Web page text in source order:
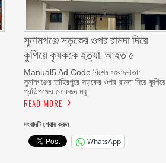
সুনামগঞ্জে সড়কের ওপর রামদা দিয়ে
কুপিয়ে কৃষককে হত্যা, আহত ৫
Manual5 Ad Code বিশেষ সংবাদদাতা:
সুনামগঞ্জের তাহিরপুরে সড়কের ওপর রামদা দিয়ে কুপিয়ে
প্রতিপক্ষের লোকজন মধু
READ MORE
সংবাদটি শেয়ার করুন
WhatsApp